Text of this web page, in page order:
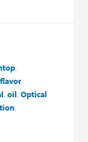
,
flavor,
,oil,Optical
,